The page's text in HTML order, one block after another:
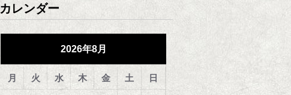
カレンダー
2026年8月
月 火 水 木 金 土 日